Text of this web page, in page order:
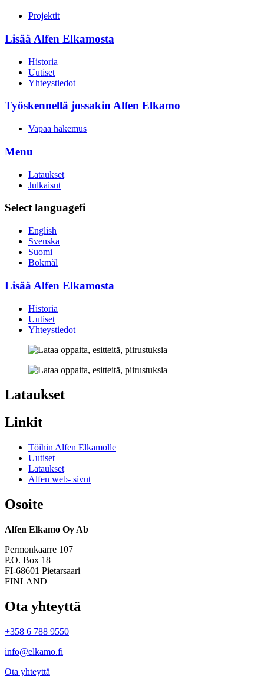
Projektit
Lisää Alfen Elkamosta
Historia
Uutiset
Yhteystiedot
Työskennellä jossakin Alfen Elkamo
Vapaa hakemus
Menu
Lataukset
Julkaisut
Select languagefi
English
Svenska
Suomi
Bokmål
Lisää Alfen Elkamosta
Historia
Uutiset
Yhteystiedot
Lataukset
Linkit
Töihin Alfen Elkamolle
Uutiset
Lataukset
Alfen web- sivut
Osoite
Alfen Elkamo Oy Ab
Permonkaarre 107
P.O. Box 18
FI-68601 Pietarsaari
FINLAND
Ota yhteyttä
+358 6 788 9550
info@elkamo.fi
Ota yhteyttä